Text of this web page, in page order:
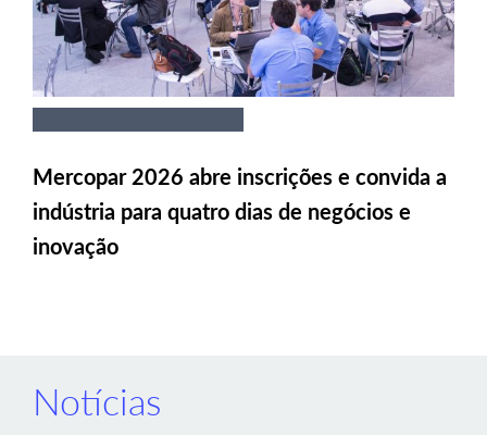
Mercopar 2026 abre inscrições e convida a
indústria para quatro dias de negócios e
inovação
Notícias